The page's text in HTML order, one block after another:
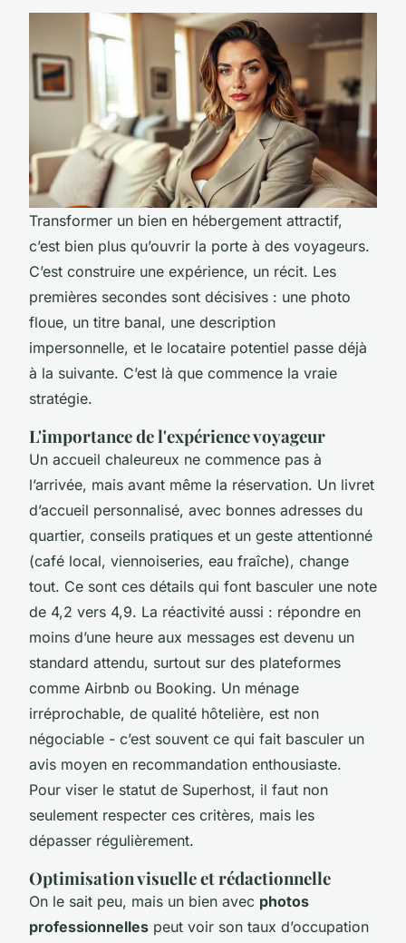
Transformer un bien en hébergement attractif,
c’est bien plus qu’ouvrir la porte à des voyageurs.
C’est construire une expérience, un récit. Les
premières secondes sont décisives : une photo
floue, un titre banal, une description
impersonnelle, et le locataire potentiel passe déjà
à la suivante. C’est là que commence la vraie
stratégie.
L'importance de l'expérience voyageur
Un accueil chaleureux ne commence pas à
l’arrivée, mais avant même la réservation. Un livret
d’accueil personnalisé, avec bonnes adresses du
quartier, conseils pratiques et un geste attentionné
(café local, viennoiseries, eau fraîche), change
tout. Ce sont ces détails qui font basculer une note
de 4,2 vers 4,9. La réactivité aussi : répondre en
moins d’une heure aux messages est devenu un
standard attendu, surtout sur des plateformes
comme Airbnb ou Booking. Un ménage
irréprochable, de qualité hôtelière, est non
négociable - c’est souvent ce qui fait basculer un
avis moyen en recommandation enthousiaste.
Pour viser le statut de Superhost, il faut non
seulement respecter ces critères, mais les
dépasser régulièrement.
Optimisation visuelle et rédactionnelle
On le sait peu, mais un bien avec photos
professionnelles peut voir son taux d’occupation